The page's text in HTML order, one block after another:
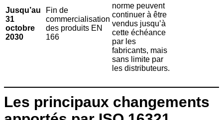
Jusqu’au
31
octobre
2030
Fin de
commercialisation
des produits EN
166
norme peuvent
continuer à être
vendus jusqu’à
cette échéance
par les
fabricants, mais
sans limite par
les distributeurs.
Les principaux changements